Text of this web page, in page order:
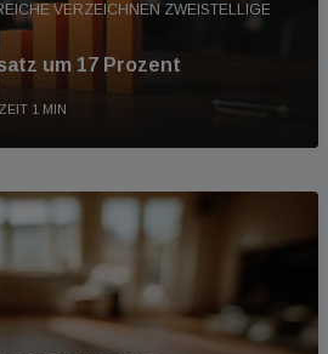
VERZEICHNEN ZWEISTELLIGE
um 17 Prozent
1 MIN